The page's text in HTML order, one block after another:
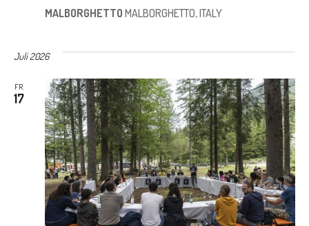
MALBORGHETTO MALBORGHETTO, ITALY
Juli 2026
FR.
17